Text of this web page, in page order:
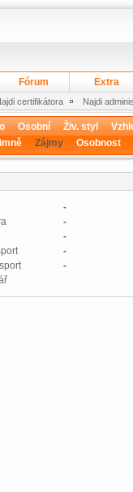
Fórum Extra
certifikátora Najdi
Osobní Živ. styl
Zájmy Osobnost
-
-
-
-
-